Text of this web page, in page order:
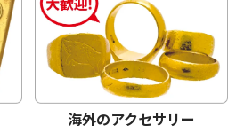
海外のアクセサリー